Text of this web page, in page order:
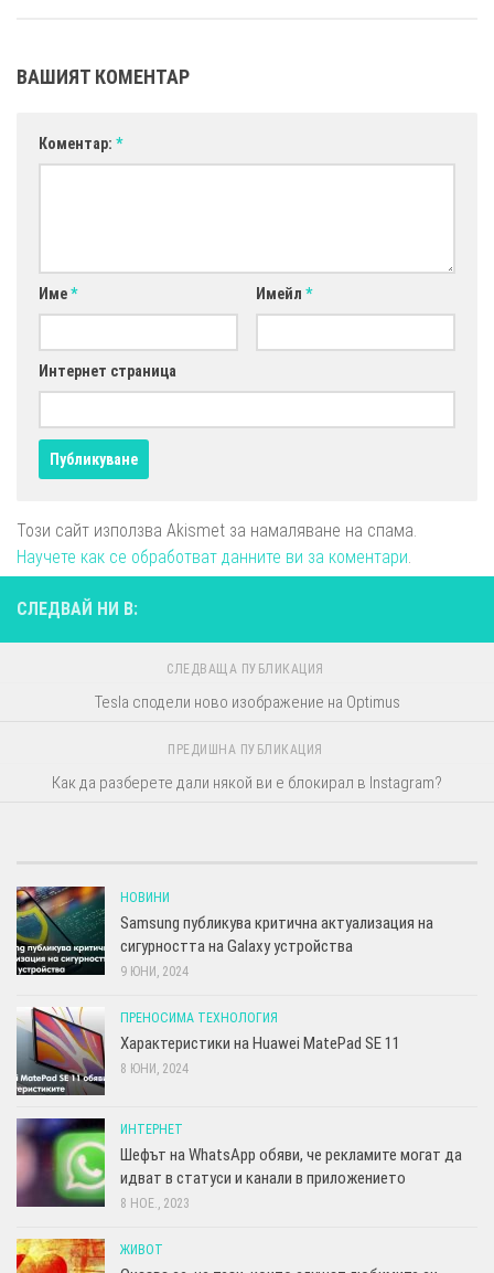
ВАШИЯТ КОМЕНТАР
Коментар: *
Име* Имейл *
Интернет страница
Този сайт използва Akismet за намаляване на спама.
Научете как се обработват данните ви за коментари.
СЛЕДВАЙ НИ В:
СЛЕДВАЩА ПУБЛИКАЦИЯ
Tesla сподели ново изображение на Optimus
ПРЕДИШНА ПУБЛИКАЦИЯ
Как да разберете дали някой ви е блокирал в Instagram?
НОВИНИ
Samsung публикува критична актуализация на
сигурността на Galaxy устройства
9 ЮНИ, 2024
ПРЕНОСИМА ТЕХНОЛОГИЯ
Характеристики на Huawei MatePad SE 11
8 ЮНИ, 2024
ИНТЕРНЕТ
Шефът на WhatsApp обяви, че рекламите могат да
идват в статуси и канали в приложението
8 НОЕ., 2023
ЖИВОТ